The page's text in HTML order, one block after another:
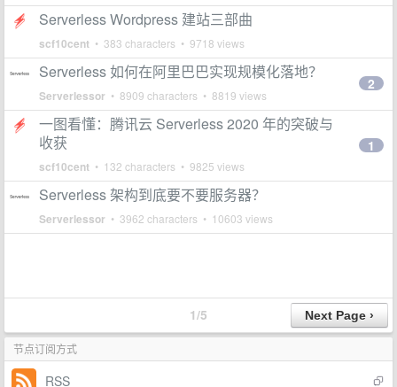
Serverless Wordpress 建站三部曲
scf10cent • 383 characters • 9718 views
Serverless 如何在阿里巴巴实现规模化落地？
Serverlessor • 8909 characters • 8819 views
2
一图看懂：腾讯云 Serverless 2020 年的突破与
收获
scf10cent • 132 characters • 9825 views
1
Serverless 架构到底要不要服务器？
Serverlessor • 3962 characters • 10603 views
1/5
节点订阅方式
RSS